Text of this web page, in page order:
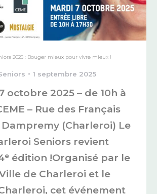
2025 : Bouger mieux pour vivre mieux !
1 septembre 2025
octobre 2025 – de 10h à
– Rue des Français
Dampremy (Charleroi) Le
Seniors revient
édition !Organisé par le
de Charleroi et le
cet événement